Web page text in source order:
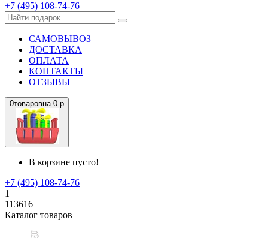
+7 (495) 108-74-76
САМОВЫВОЗ
ДОСТАВКА
ОПЛАТА
КОНТАКТЫ
ОТЗЫВЫ
0товаровна 0 р
В корзине пусто!
+7 (495) 108-74-76
1
113616
Каталог товаров